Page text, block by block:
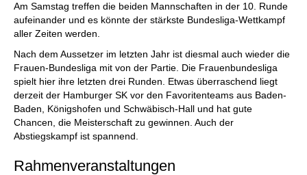
Am Samstag treffen die beiden Mannschaften in der 10. Runde
aufeinander und es könnte der stärkste Bundesliga-Wettkampf
aller Zeiten werden.
Nach dem Aussetzer im letzten Jahr ist diesmal auch wieder die
Frauen-Bundesliga mit von der Partie. Die Frauenbundesliga
spielt hier ihre letzten drei Runden. Etwas überraschend liegt
derzeit der Hamburger SK vor den Favoritenteams aus Baden-
Baden, Königshofen und Schwäbisch-Hall und hat gute
Chancen, die Meisterschaft zu gewinnen. Auch der
Abstiegskampf ist spannend.
Rahmenveranstaltungen